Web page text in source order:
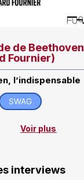
de Beethoven
Fournier)
l’indispensable
SWAG
Voir plus
interviews